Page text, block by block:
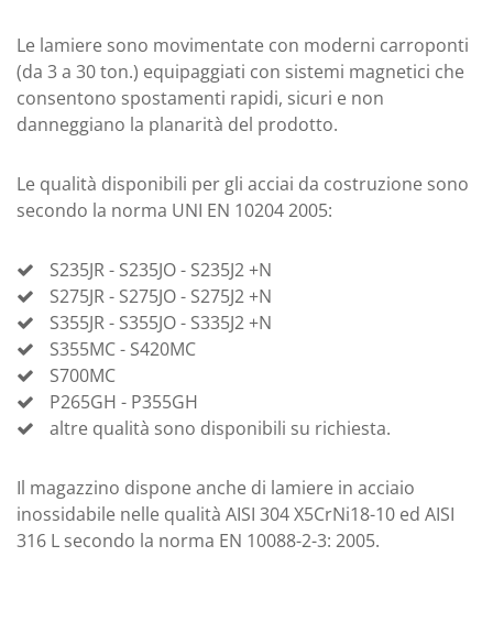
Le lamiere sono movimentate con moderni carroponti
(da 3 a 30 ton.) equipaggiati con sistemi magnetici che
consentono spostamenti rapidi, sicuri e non
danneggiano la planarità del prodotto.
Le qualità disponibili per gli acciai da costruzione sono
secondo la norma UNI EN 10204 2005:
S235JR - S235JO - S235J2 +N
S275JR - S275JO - S275J2 +N
S355JR - S355JO - S335J2 +N
S355MC - S420MC
S700MC
P265GH - P355GH
altre qualità sono disponibili su richiesta.
Il magazzino dispone anche di lamiere in acciaio
inossidabile nelle qualità AISI 304 X5CrNi18-10 ed AISI
316 L secondo la norma EN 10088-2-3: 2005.